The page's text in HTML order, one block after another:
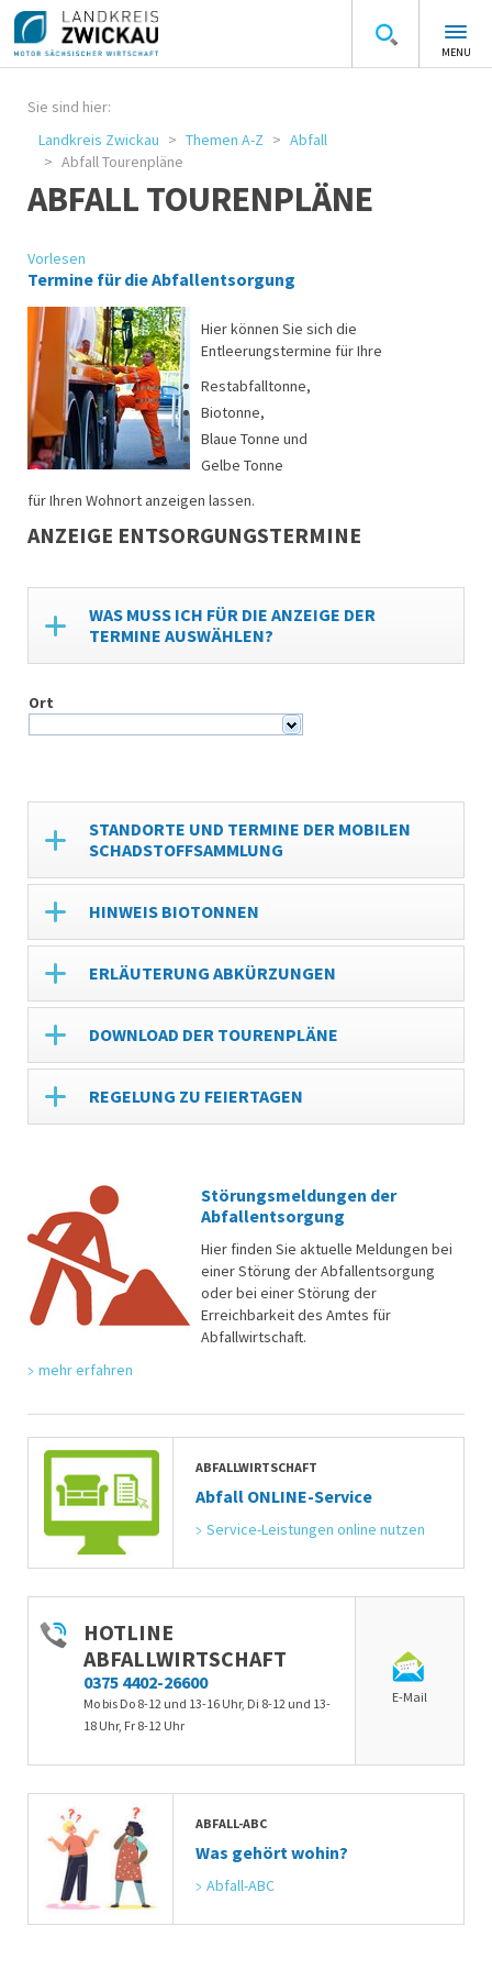
MENU
Sie sind hier:
Landkreis Zwickau
Themen A-Z
Abfall
Abfall Tourenpläne
ABFALL TOURENPLÄNE
Vorlesen
Termine für die Abfallentsorgung
Hier können Sie sich die
Entleerungstermine für Ihre
Restabfalltonne,
Biotonne,
Blaue Tonne und
Gelbe Tonne
für Ihren Wohnort anzeigen lassen.
ANZEIGE ENTSORGUNGSTERMINE
WAS MUSS ICH FÜR DIE ANZEIGE DER
TERMINE AUSWÄHLEN?
Ort
STANDORTE UND TERMINE DER MOBILEN
SCHADSTOFFSAMMLUNG
HINWEIS BIOTONNEN
ERLÄUTERUNG ABKÜRZUNGEN
DOWNLOAD DER TOURENPLÄNE
REGELUNG ZU FEIERTAGEN
Störungsmeldungen der
Abfallentsorgung
Hier finden Sie aktuelle Meldungen bei
einer Störung der Abfallentsorgung
oder bei einer Störung der
Erreichbarkeit des Amtes für
Abfallwirtschaft.
mehr erfahren
ABFALLWIRTSCHAFT
Abfall ONLINE-Service
Service-Leistungen online nutzen
HOTLINE
ABFALLWIRTSCHAFT
0375 4402-26600
Mo bis Do 8-12 und 13-16 Uhr, Di 8-12 und 13-
18 Uhr, Fr 8-12 Uhr
E-Mail
ABFALL-ABC
Was gehört wohin?
Abfall-ABC